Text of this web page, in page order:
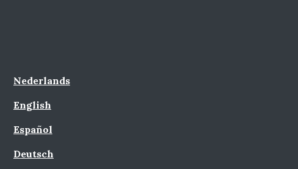
Nederlands
English
Español
Deutsch